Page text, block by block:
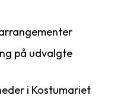
på udvalgte
i Kostumariet